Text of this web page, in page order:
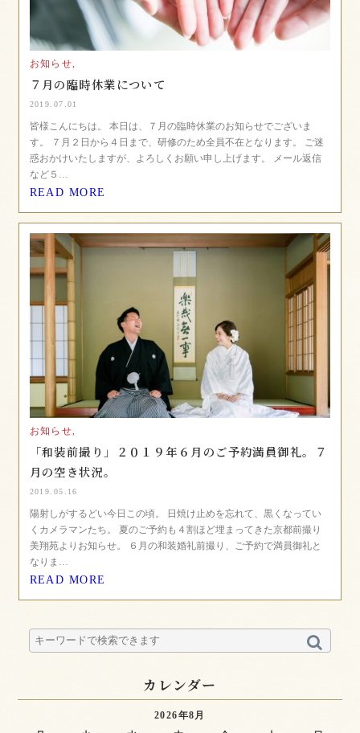
お知らせ,
７月の臨時休業について
2019.07.01
皆様こんにちは。 本日は、７月の臨時休業のお知らせでございま
す。 ７月２日から４日まで、研修のため全員不在となります。 ご迷
惑おかけいたしますが、よろしくお願い申し上げます。 メール返信
など５…
READ MORE
お知らせ,
「和装前撮り」２０１９年６月のご予約満員御礼。７
月の空き状況。
2019.05.16
陽射しがするどい今日この頃。 日焼け止めを忘れて、黒くなってい
くカメラマンたち。 夏のご予約も４割ほど埋まってきた京都前撮り
美翔苑よりお知らせ。 ６月の和装婚礼前撮り、ご予約で満員御礼と
なりま…
READ MORE
カレンダー
2026年8月